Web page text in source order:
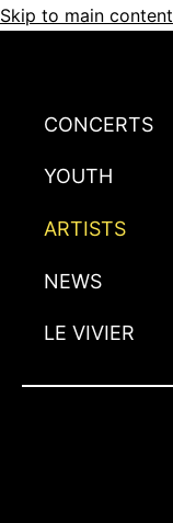
Skip to main content
CONCERTS
YOUTH
ARTISTS
NEWS
LE VIVIER